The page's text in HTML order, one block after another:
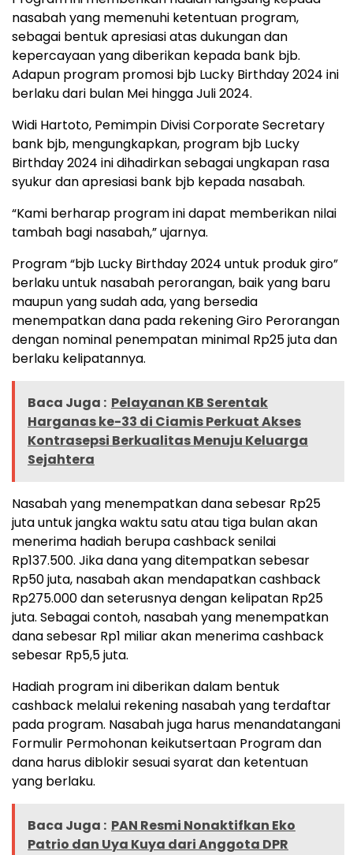
nasabah yang memenuhi ketentuan program,
sebagai bentuk apresiasi atas dukungan dan
kepercayaan yang diberikan kepada bank bjb.
Adapun program promosi bjb Lucky Birthday 2024 ini
berlaku dari bulan Mei hingga Juli 2024.
Widi Hartoto, Pemimpin Divisi Corporate Secretary
bank bjb, mengungkapkan, program bjb Lucky
Birthday 2024 ini dihadirkan sebagai ungkapan rasa
syukur dan apresiasi bank bjb kepada nasabah.
“Kami berharap program ini dapat memberikan nilai
tambah bagi nasabah,” ujarnya.
Program “bjb Lucky Birthday 2024 untuk produk giro”
berlaku untuk nasabah perorangan, baik yang baru
maupun yang sudah ada, yang bersedia
menempatkan dana pada rekening Giro Perorangan
dengan nominal penempatan minimal Rp25 juta dan
berlaku kelipatannya.
Baca Juga : Pelayanan KB Serentak
Harganas ke-33 di Ciamis Perkuat Akses
Kontrasepsi Berkualitas Menuju Keluarga
Sejahtera
Nasabah yang menempatkan dana sebesar Rp25
juta untuk jangka waktu satu atau tiga bulan akan
menerima hadiah berupa cashback senilai
Rp137.500. Jika dana yang ditempatkan sebesar
Rp50 juta, nasabah akan mendapatkan cashback
Rp275.000 dan seterusnya dengan kelipatan Rp25
juta. Sebagai contoh, nasabah yang menempatkan
dana sebesar Rp1 miliar akan menerima cashback
sebesar Rp5,5 juta.
Hadiah program ini diberikan dalam bentuk
cashback melalui rekening nasabah yang terdaftar
pada program. Nasabah juga harus menandatangani
Formulir Permohonan keikutsertaan Program dan
dana harus diblokir sesuai syarat dan ketentuan
yang berlaku.
Baca Juga : PAN Resmi Nonaktifkan Eko
Patrio dan Uya Kuya dari Anggota DPR